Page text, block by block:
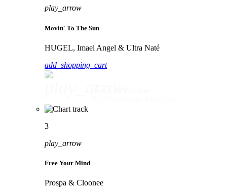
play_arrow
Movin' To The Sun
HUGEL, Imael Angel & Ultra Naté
add_shopping_cart
3
play_arrow
Free Your Mind
Prospa & Cloonee